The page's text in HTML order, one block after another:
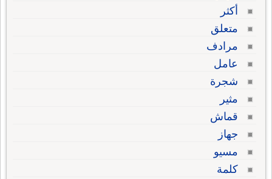
أكثر
متعلق
مرادف
عامل
شجرة
مثير
قماش
جهاز
مسيو
كلمة